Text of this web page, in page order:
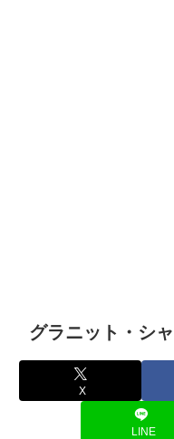
グラニット・シ
X
LINE